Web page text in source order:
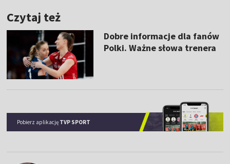
Czytaj też
Dobre informacje dla fanów
Polki. Ważne słowa trenera
Pobierz aplikację TVP SPORT